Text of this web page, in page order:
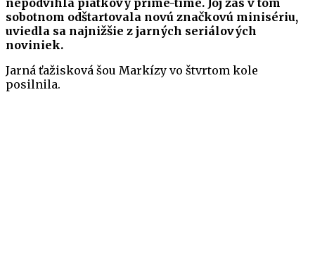
nepodvihla piatkový prime-time. Joj zas v tom
sobotnom odštartovala novú značkovú minisériu,
uviedla sa najnižšie z jarných seriálových
noviniek.
Jarná ťažisková šou Markízy vo štvrtom kole
posilnila.